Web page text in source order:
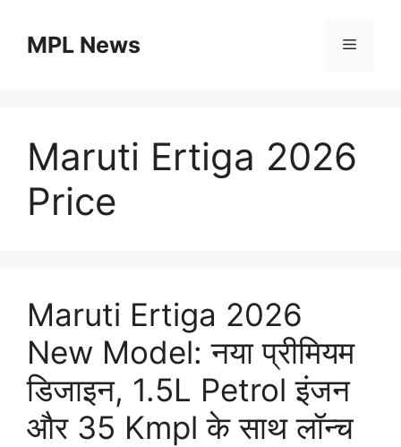
contentMPL News Menu
Maruti Ertiga 2026
Price
Maruti Ertiga 2026
New Model: नया प्रीमियम
डिजाइन, 1.5L Petrol इंजन
और 35 Kmpl के साथ लॉन्च